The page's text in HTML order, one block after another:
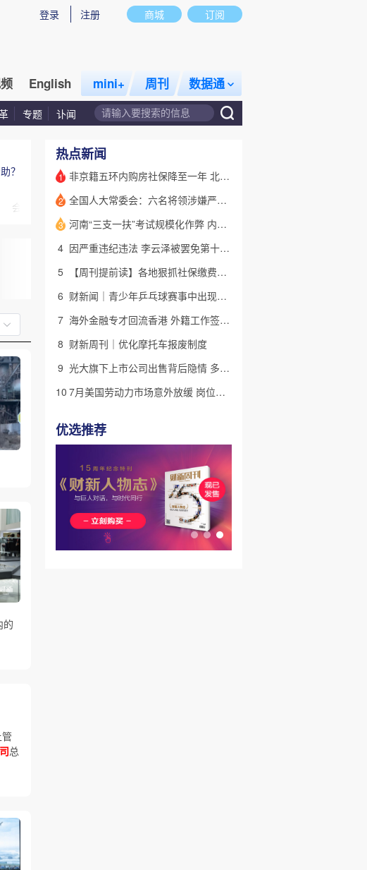
商城 订阅
登录 注册
English mini+ 周刊 数据通
专题 讣闻
？
会议 话题 特别呈现 私房课
的
总
热点新闻
1 非京籍五环内购房社保降至一年 北京市公积金最高可贷340万元
2 全国人大常委会：六名将领涉嫌严重违纪违法 被罢免全国人大代表
3
河南“三支一扶”考试规模化作弊 内外勾结提前获取试卷
4
因严重违纪违法 李云泽被罢免第十四届全国人大代表职务
5
【周刊提前读】各地狠抓社保缴费基数 合规与企业减负如何平衡？
6
财新闻｜青少年乒乓球赛事中出现严重赛风赛纪问题，乒协发文
7
海外金融专才回流香港 外籍工作签证翻倍
8 财新周刊｜优化摩托车报废制度
9
光大旗下上市公司出售背后隐情 多人卷入医疗腐败案被查
10
7月美国劳动力市场意外放缓 岗位减少2.3万个失业率降至4.1%
优选推荐